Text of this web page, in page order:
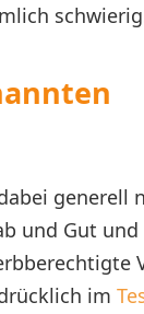
generell
und Gut
im